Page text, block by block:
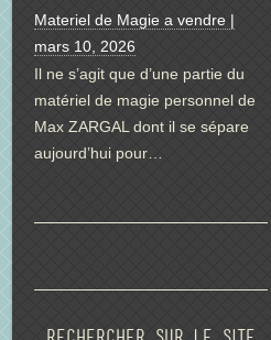
Materiel de Magie a vendre |
mars 10, 2026
Il ne s’agit que d’une partie du
matériel de magie personnel de
Max ZARGAL dont il se sépare
aujourd’hui pour…